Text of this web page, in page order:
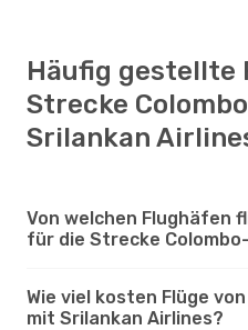
Häufig gestellte
Strecke
Srilankan
Von welchen Flughäfen
für die Strecke
Wie viel kosten Flüge
mit Srilankan Airlines?